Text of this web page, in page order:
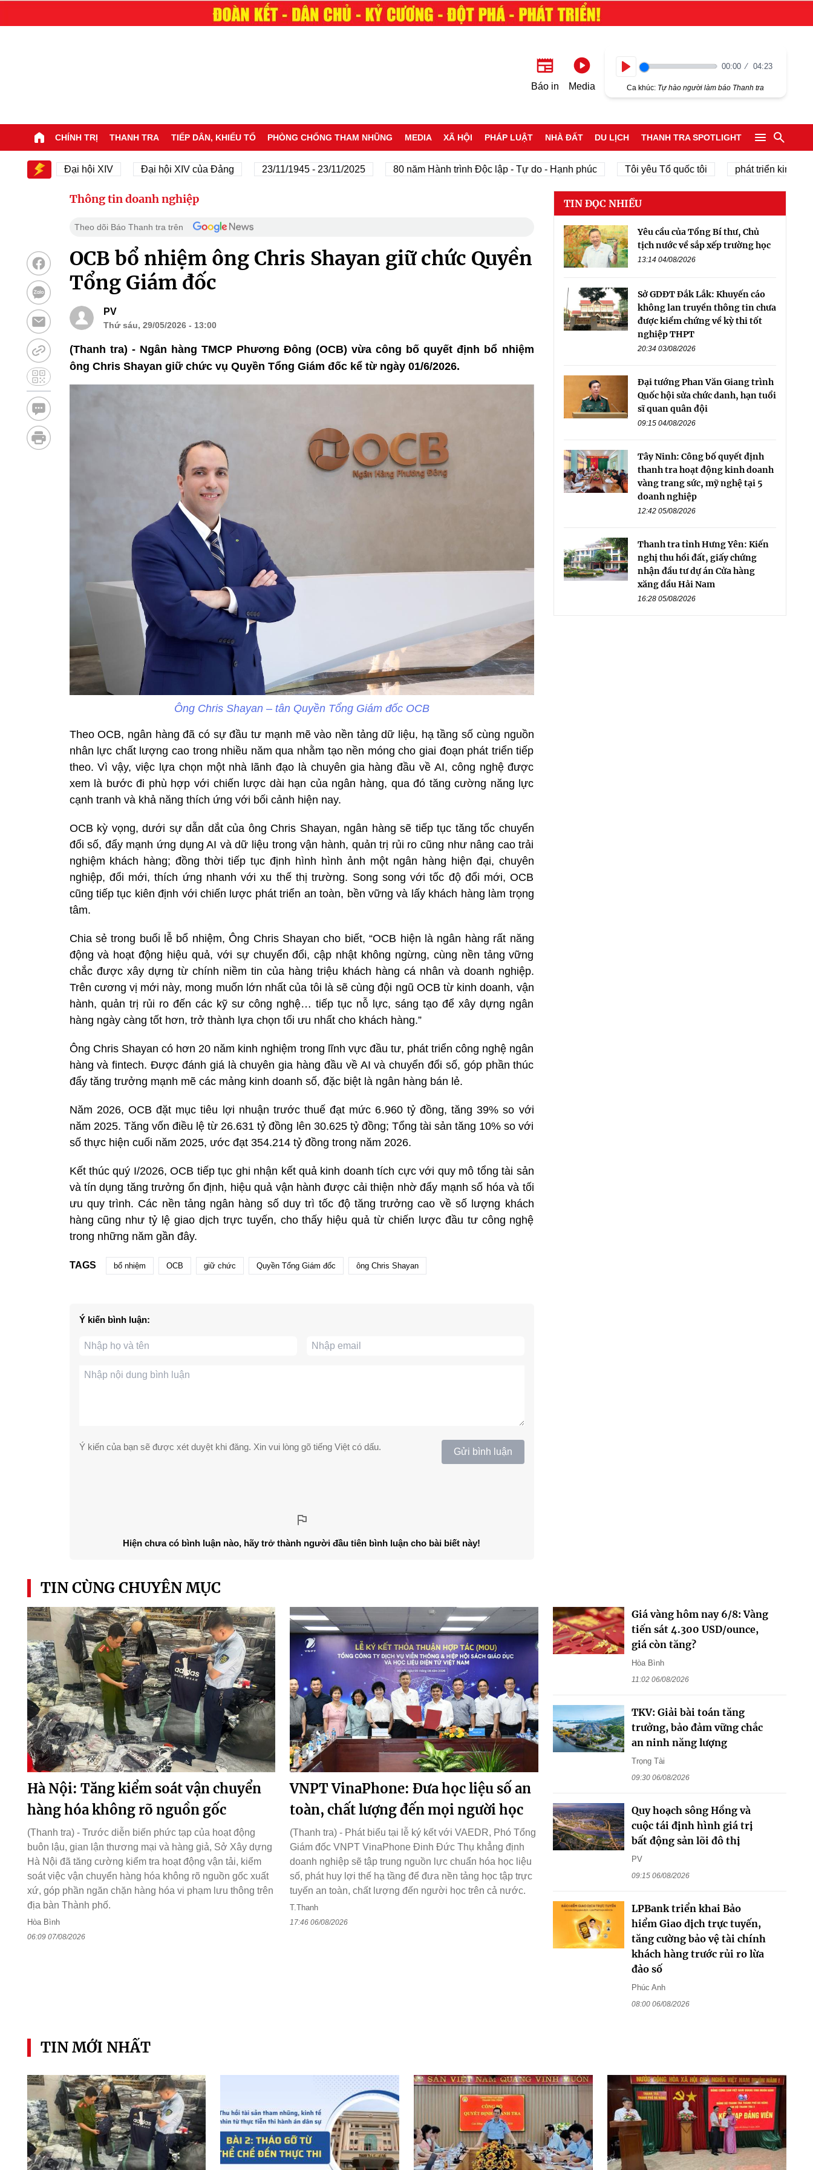
Báo in Media
00:00 04:23
Ca khúc: Tự hào người làm báo Thanh tra
CHÍNH TRỊ THANH TRA TIẾP DÂN, KHIẾU TỐ PHÒNG CHỐNG THAM NHŨNG MEDIA XÃ HỘI PHÁP LUẬT NHÀ ĐẤT DU LỊCH THANH TRA SPOTLIGHT
Đại hội XIV Đại hội XIV của Đảng 23/11/1945 - 23/11/2025 80 năm Hành trình Độc lập - Tự do - Hạnh phúc Tôi yêu Tổ quốc tôi phát triển kinh tế tư
Thông tin doanh nghiệp
Theo dõi Báo Thanh tra trên
OCB bổ nhiệm ông Chris Shayan giữ chức Quyền
Tổng Giám đốc
PV
Thứ sáu, 29/05/2026 - 13:00
(Thanh tra) - Ngân hàng TMCP Phương Đông (OCB) vừa công bố quyết định bổ nhiệm
ông Chris Shayan giữ chức vụ Quyền Tổng Giám đốc kể từ ngày 01/6/2026.
Ông Chris Shayan – tân Quyền Tổng Giám đốc OCB
Theo OCB, ngân hàng đã có sự đầu tư mạnh mẽ vào nền tảng dữ liệu, hạ tầng số cùng nguồn
nhân lực chất lượng cao trong nhiều năm qua nhằm tạo nền móng cho giai đoạn phát triển tiếp
theo. Vì vậy, việc lựa chọn một nhà lãnh đạo là chuyên gia hàng đầu về AI, công nghệ được
xem là bước đi phù hợp với chiến lược dài hạn của ngân hàng, qua đó tăng cường năng lực
cạnh tranh và khả năng thích ứng với bối cảnh hiện nay.
OCB kỳ vọng, dưới sự dẫn dắt của ông Chris Shayan, ngân hàng sẽ tiếp tục tăng tốc chuyển
đổi số, đẩy mạnh ứng dụng AI và dữ liệu trong vận hành, quản trị rủi ro cũng như nâng cao trải
nghiệm khách hàng; đồng thời tiếp tục định hình hình ảnh một ngân hàng hiện đại, chuyên
nghiệp, đổi mới, thích ứng nhanh với xu thế thị trường. Song song với tốc độ đổi mới, OCB
cũng tiếp tục kiên định với chiến lược phát triển an toàn, bền vững và lấy khách hàng làm trọng
tâm.
Chia sẻ trong buổi lễ bổ nhiệm, Ông Chris Shayan cho biết, “OCB hiện là ngân hàng rất năng
động và hoạt động hiệu quả, với sự chuyển đổi, cập nhật không ngừng, cùng nền tảng vững
chắc được xây dựng từ chính niềm tin của hàng triệu khách hàng cá nhân và doanh nghiệp.
Trên cương vị mới này, mong muốn lớn nhất của tôi là sẽ cùng đội ngũ OCB từ kinh doanh, vận
hành, quản trị rủi ro đến các kỹ sư công nghệ… tiếp tục nỗ lực, sáng tạo để xây dựng ngân
hàng ngày càng tốt hơn, trở thành lựa chọn tối ưu nhất cho khách hàng.”
Ông Chris Shayan có hơn 20 năm kinh nghiệm trong lĩnh vực đầu tư, phát triển công nghệ ngân
hàng và fintech. Được đánh giá là chuyên gia hàng đầu về AI và chuyển đổi số, góp phần thúc
đẩy tăng trưởng mạnh mẽ các mảng kinh doanh số, đặc biệt là ngân hàng bán lẻ.
Năm 2026, OCB đặt mục tiêu lợi nhuận trước thuế đạt mức 6.960 tỷ đồng, tăng 39% so với
năm 2025. Tăng vốn điều lệ từ 26.631 tỷ đồng lên 30.625 tỷ đồng; Tổng tài sản tăng 10% so với
số thực hiện cuối năm 2025, ước đạt 354.214 tỷ đồng trong năm 2026.
Kết thúc quý I/2026, OCB tiếp tục ghi nhận kết quả kinh doanh tích cực với quy mô tổng tài sản
và tín dụng tăng trưởng ổn định, hiệu quả vận hành được cải thiện nhờ đẩy mạnh số hóa và tối
ưu quy trình. Các nền tảng ngân hàng số duy trì tốc độ tăng trưởng cao về số lượng khách
hàng cũng như tỷ lệ giao dịch trực tuyến, cho thấy hiệu quả từ chiến lược đầu tư công nghệ
trong những năm gần đây.
TAGS bổ nhiệm OCB giữ chức Quyền Tổng Giám đốc ông Chris Shayan
Ý kiến bình luận:
Ý kiến của bạn sẽ được xét duyệt khi đăng. Xin vui lòng gõ tiếng Việt có dấu. Gửi bình luận
Hiện chưa có bình luận nào, hãy trở thành người đầu tiên bình luận cho bài biết này!
TIN ĐỌC NHIỀU
Yêu cầu của Tổng Bí thư, Chủ
tịch nước về sắp xếp trường học
13:14 04/08/2026
Sở GDĐT Đắk Lắk: Khuyến cáo
không lan truyền thông tin chưa
được kiểm chứng về kỳ thi tốt
nghiệp THPT
20:34 03/08/2026
Đại tướng Phan Văn Giang trình
Quốc hội sửa chức danh, hạn tuổi
sĩ quan quân đội
09:15 04/08/2026
Tây Ninh: Công bố quyết định
thanh tra hoạt động kinh doanh
vàng trang sức, mỹ nghệ tại 5
doanh nghiệp
12:42 05/08/2026
Thanh tra tỉnh Hưng Yên: Kiến
nghị thu hồi đất, giấy chứng
nhận đầu tư dự án Cửa hàng
xăng dầu Hải Nam
16:28 05/08/2026
TIN CÙNG CHUYÊN MỤC
Hà Nội: Tăng kiểm soát vận chuyển
hàng hóa không rõ nguồn gốc
(Thanh tra) - Trước diễn biến phức tạp của hoạt động
buôn lậu, gian lận thương mại và hàng giả, Sở Xây dựng
Hà Nội đã tăng cường kiểm tra hoạt động vận tải, kiểm
soát việc vận chuyển hàng hóa không rõ nguồn gốc xuất
xứ, góp phần ngăn chặn hàng hóa vi phạm lưu thông trên
địa bàn Thành phố.
Hòa Bình
06:09 07/08/2026
VNPT VinaPhone: Đưa học liệu số an
toàn, chất lượng đến mọi người học
(Thanh tra) - Phát biểu tại lễ ký kết với VAEDR, Phó Tổng
Giám đốc VNPT VinaPhone Đinh Đức Thụ khẳng định
doanh nghiệp sẽ tập trung nguồn lực chuẩn hóa học liệu
số, phát huy lợi thế hạ tầng để đưa nền tảng học tập trực
tuyến an toàn, chất lượng đến người học trên cả nước.
T.Thanh
17:46 06/08/2026
Giá vàng hôm nay 6/8: Vàng
tiến sát 4.300 USD/ounce,
giá còn tăng?
Hòa Bình
11:02 06/08/2026
TKV: Giải bài toán tăng
trưởng, bảo đảm vững chắc
an ninh năng lượng
Trọng Tài
09:30 06/08/2026
Quy hoạch sông Hồng và
cuộc tái định hình giá trị
bất động sản lõi đô thị
PV
09:15 06/08/2026
LPBank triển khai Bảo
hiểm Giao dịch trực tuyến,
tăng cường bảo vệ tài chính
khách hàng trước rủi ro lừa
đảo số
Phúc Anh
08:00 06/08/2026
TIN MỚI NHẤT